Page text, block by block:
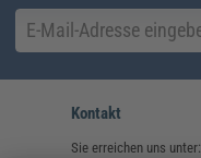
Kontakt
Sie erreichen uns unter: